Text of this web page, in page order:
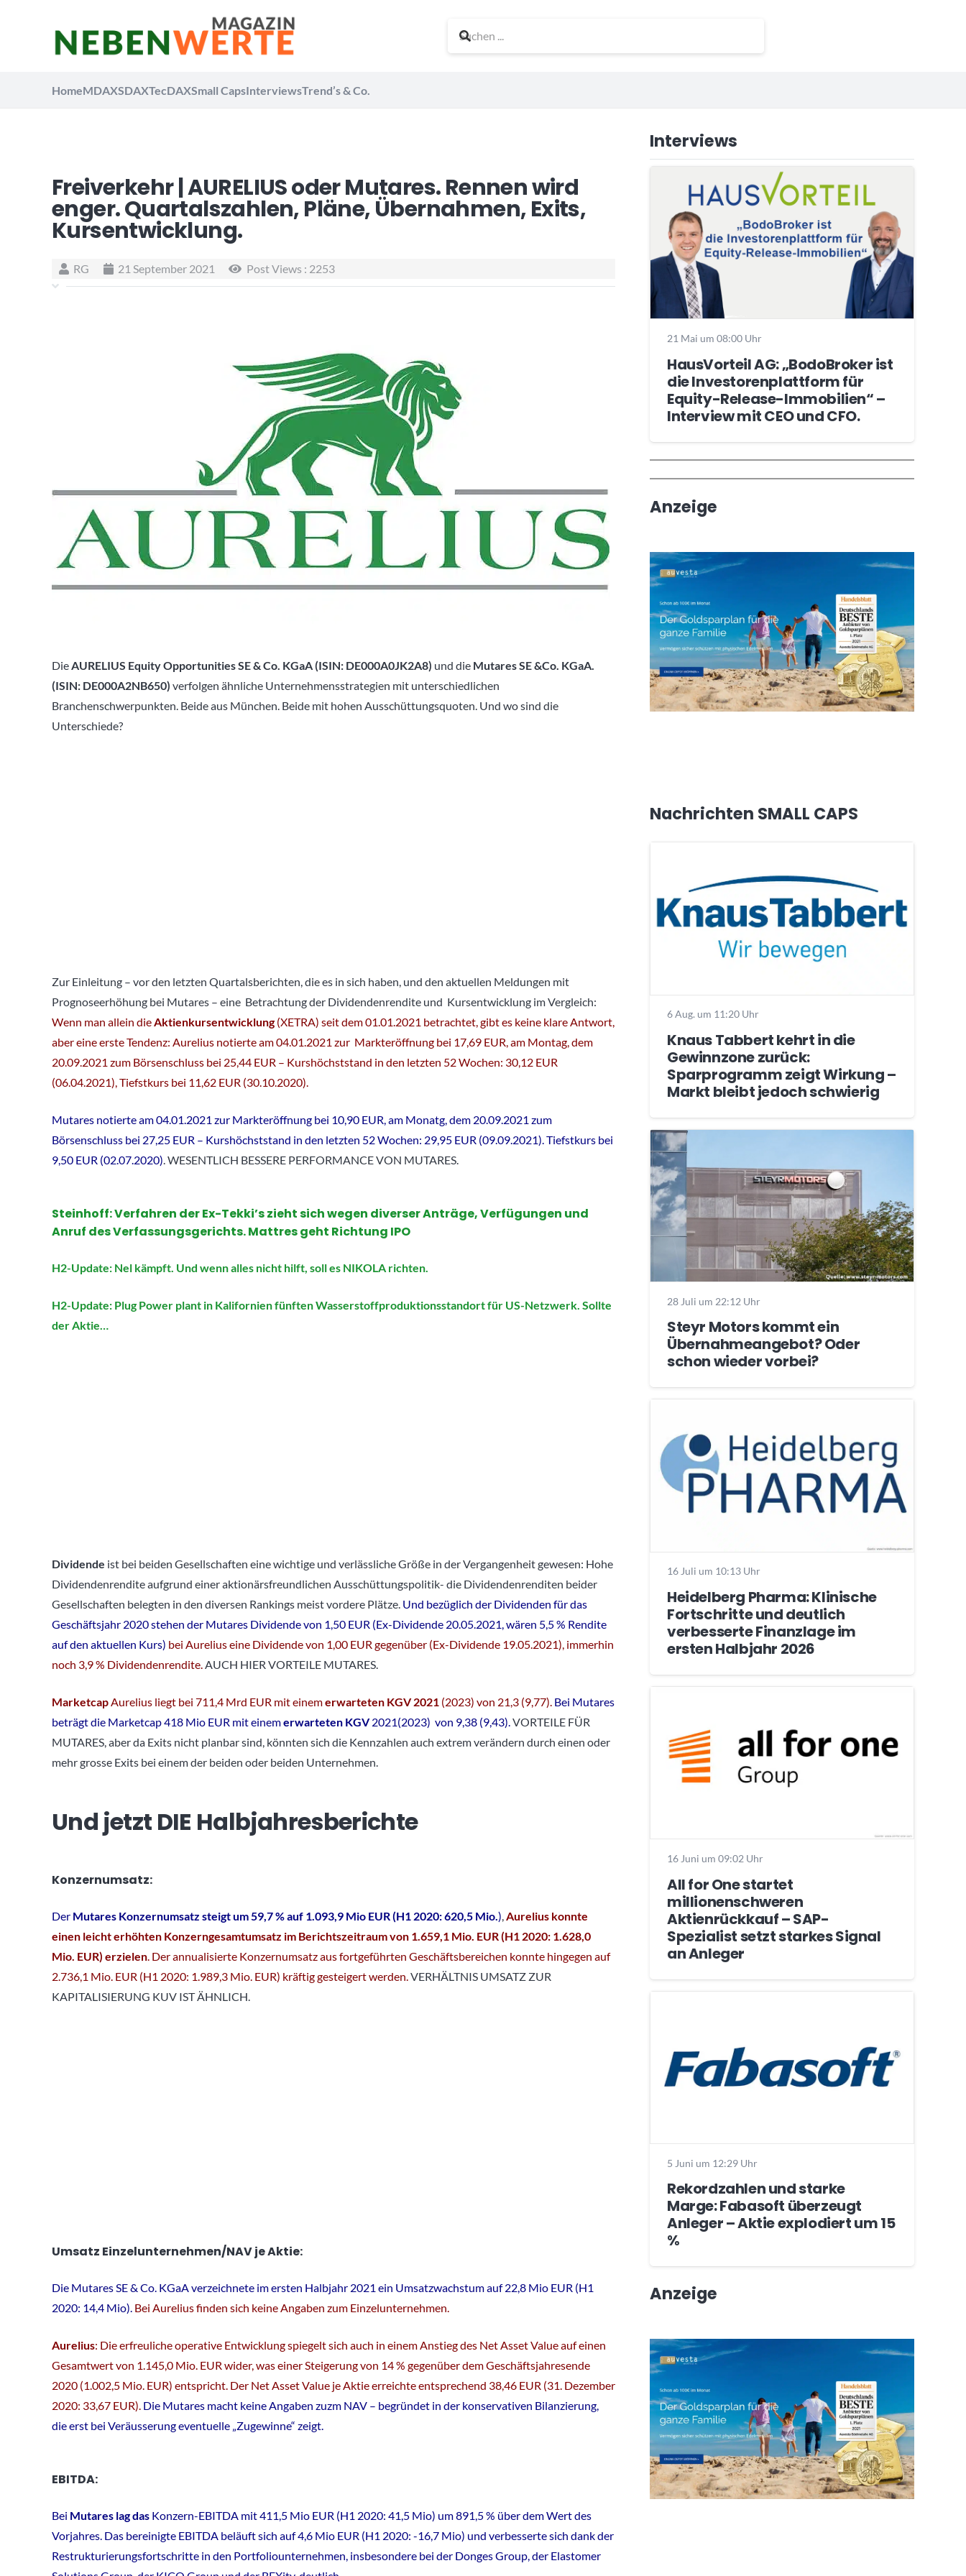
HomeMDAXSDAXTecDAXSmall CapsInterviewsTrend’s & Co.
Freiverkehr | AURELIUS oder Mutares. Rennen wird
enger. Quartalszahlen, Pläne, Übernahmen, Exits,
Kursentwicklung.
RG 21 September 2021 Post Views : 2253
DieAURELIUS Equity Opportunities SE & Co. KGaA (ISIN: DE000A0JK2A8) und die Mutares SE &Co. KGaA.
(ISIN: DE000A2NB650) verfolgen ähnliche Unternehmensstrategien mit unterschiedlichen
Branchenschwerpunkten. Beide aus München. Beide mit hohen Ausschüttungsquoten. Und wo sind die
Unterschiede?
Zur Einleitung – vor den letzten Quartalsberichten, die es in sich haben, und den aktuellen Meldungen mit
Prognoseerhöhung bei Mutares – eine Betrachtung der Dividendenrendite und Kursentwicklung im Vergleich:
Wenn man allein dieAktienkursentwicklung(XETRA) seit dem 01.01.2021 betrachtet, gibt es keine klare Antwort,
aber eine erste Tendenz: Aurelius notierte am 04.01.2021 zur Markteröffnung bei 17,69 EUR, am Montag, dem
20.09.2021 zum Börsenschluss bei 25,44 EUR – Kurshöchststand in den letzten 52 Wochen: 30,12 EUR
(06.04.2021), Tiefstkurs bei 11,62 EUR (30.10.2020).
Mutares notierte am 04.01.2021 zur Markteröffnung bei 10,90 EUR, am Monatg, dem 20.09.2021 zum
Börsenschluss bei 27,25 EUR – Kurshöchststand in den letzten 52 Wochen: 29,95 EUR (09.09.2021). Tiefstkurs bei
9,50 EUR (02.07.2020). WESENTLICH BESSERE PERFORMANCE VON MUTARES.
Steinhoff: Verfahren der Ex-Tekki’s zieht sich wegen diverser Anträge, Verfügungen und
Anruf des Verfassungsgerichts. Mattres geht Richtung IPO
H2-Update: Nel kämpft. Und wenn alles nicht hilft, soll es NIKOLA richten.
H2-Update: Plug Power plant in Kalifornien fünften Wasserstoffproduktionsstandort für US-Netzwerk. Sollte
der Aktie…
Dividende ist bei beiden Gesellschaften eine wichtige und verlässliche Größe in der Vergangenheit gewesen: Hohe
Dividendenrendite aufgrund einer aktionärsfreundlichen Ausschüttungspolitik- die Dividendenrenditen beider
Gesellschaften belegten in den diversen Rankings meist vordere Plätze. Und bezüglich der Dividenden für das
Geschäftsjahr 2020 stehen der Mutares Dividende von 1,50 EUR (Ex-Dividende 20.05.2021, wären 5,5 % Rendite
auf den aktuellen Kurs) bei Aurelius eine Dividende von 1,00 EUR gegenüber (Ex-Dividende 19.05.2021), immerhin
noch 3,9 % Dividendenrendite.AUCH HIER VORTEILE MUTARES.
MarketcapAurelius liegt bei 711,4 Mrd EUR mit einemerwarteten KGV 2021 (2023) von 21,3 (9,77). Bei Mutares
beträgt die Marketcap 418 Mio EUR mit einemerwarteten KGV2021(2023) von 9,38 (9,43).VORTEILE FÜR
MUTARES, aber da Exits nicht planbar sind, könnten sich die Kennzahlen auch extrem verändern durch einen oder
mehr grosse Exits bei einem der beiden oder beiden Unternehmen.
Und jetzt DIE Halbjahresberichte
Konzernumsatz:
Der Mutares Konzernumsatz steigt um 59,7 % auf 1.093,9 Mio EUR (H1 2020: 620,5 Mio.),Aurelius konnte
einen leicht erhöhten Konzerngesamtumsatz im Berichtszeitraum von 1.659,1 Mio. EUR (H1 2020: 1.628,0
Mio. EUR) erzielen. Der annualisierte Konzernumsatz aus fortgeführten Geschäftsbereichen konnte hingegen auf
2.736,1 Mio. EUR (H1 2020: 1.989,3 Mio. EUR) kräftig gesteigert werden.VERHÄLTNIS UMSATZ ZUR
KAPITALISIERUNG KUV IST ÄHNLICH.
Umsatz Einzelunternehmen/NAV je Aktie:
Die Mutares SE & Co. KGaA verzeichnete im ersten Halbjahr 2021 ein Umsatzwachstum auf 22,8 Mio EUR (H1
2020: 14,4 Mio). Bei Aurelius finden sich keine Angaben zum Einzelunternehmen.
Aurelius: Die erfreuliche operative Entwicklung spiegelt sich auch in einem Anstieg des Net Asset Value auf einen
Gesamtwert von 1.145,0 Mio. EUR wider, was einer Steigerung von 14 % gegenüber dem Geschäftsjahresende
2020 (1.002,5 Mio. EUR) entspricht. Der Net Asset Value je Aktie erreichte entsprechend 38,46 EUR (31. Dezember
2020: 33,67 EUR). Die Mutares macht keine Angaben zuzm NAV – begründet in der konservativen Bilanzierung,
die erst bei Veräusserung eventuelle „Zugewinne“ zeigt.
EBITDA:
Bei Mutares lag das Konzern-EBITDA mit 411,5 Mio EUR (H1 2020: 41,5 Mio) um 891,5 % über dem Wert des
Vorjahres. Das bereinigte EBITDA beläuft sich auf 4,6 Mio EUR (H1 2020: -16,7 Mio) und verbesserte sich dank der
Restrukturierungsfortschritte in den Portfoliounternehmen, insbesondere bei der Donges Group, der Elastomer
Interviews
21 Mai um 08:00 Uhr
HausVorteil AG: „BodoBroker ist
die Investorenplattform für
Equity-Release-Immobilien“ –
Interview mit CEO und CFO.
Wochenrückblick
Trendthemen
Anzeige
Nachrichten SMALL CAPS
6 Aug. um 11:20 Uhr
Knaus Tabbert kehrt in die
Gewinnzone zurück:
Sparprogramm zeigt Wirkung –
Markt bleibt jedoch schwierig
28 Juli um 22:12 Uhr
Steyr Motors kommt ein
Übernahmeangebot? Oder
schon wieder vorbei?
16 Juli um 10:13 Uhr
Heidelberg Pharma: Klinische
Fortschritte und deutlich
verbesserte Finanzlage im
ersten Halbjahr 2026
16 Juni um 09:02 Uhr
All for One startet
millionenschweren
Aktienrückkauf – SAP-
Spezialist setzt starkes Signal
an Anleger
5 Juni um 12:29 Uhr
Rekordzahlen und starke
Marge: Fabasoft überzeugt
Anleger – Aktie explodiert um 15
%
Anzeige